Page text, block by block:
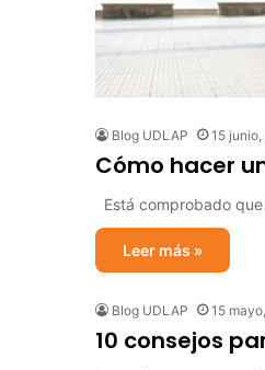
Blog UDLAP 15
Cómo hacer
Está comprobado
Leer más »
Blog UDLAP 15
10 consejos